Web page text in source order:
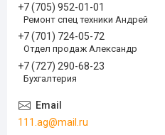
+7 (705) 952-01-01
Ремонт спец техники Андрей
+7 (701) 724-05-72
Отдел продаж Александр
+7 (727) 290-68-23
Бухгалтерия
111.ag@mail.ru